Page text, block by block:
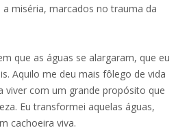
miséria, marcados no trauma da
que as águas se alargaram, que eu
Aquilo me deu mais fôlego de vida
viver com um grande propósito que
Eu transformei aquelas águas,
cachoeira viva.